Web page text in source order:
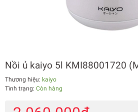
Nồi ủ kaiyo 5l KMI88001720
Thương hiệu: kaiyo
Tình trạng: Còn hàng